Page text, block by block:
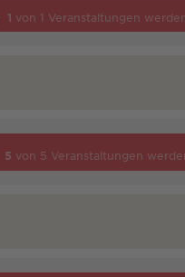
1 von 1 Veranstaltungen
5 von 5 Veranstaltungen